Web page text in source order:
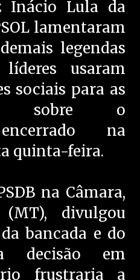
Inácio Lula da
lamentaram
legendas
usaram
sociais para as
sobre o
na
quinta-feira.
na Câmara,
divulgou
bancada e do
decisão em
frustraria a